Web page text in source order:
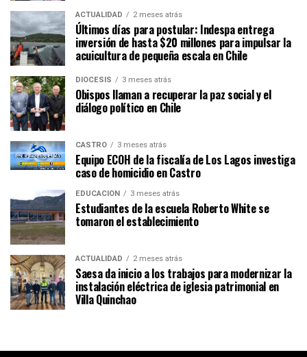
ACTUALIDAD 2 meses atrás
Últimos días para postular: Indespa entrega
inversión de hasta $20 millones para impulsar la
acuicultura de pequeña escala en Chile
DIÓCESIS 3 meses atrás
Obispos llaman a recuperar la paz social y el
diálogo político en Chile
CASTRO 3 meses atrás
Equipo ECOH de la fiscalía de Los Lagos investiga
caso de homicidio en Castro
EDUCACIÓN 3 meses atrás
Estudiantes de la escuela Roberto White se
tomaron el establecimiento
ACTUALIDAD 2 meses atrás
Saesa da inicio a los trabajos para modernizar la
instalación eléctrica de iglesia patrimonial en
Villa Quinchao